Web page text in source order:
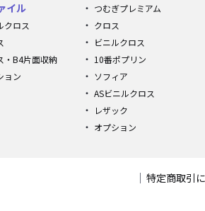
イル
クロス
・B4片面収納
ョン
つむぎプレミアム
クロス
ビニルクロス
10番ポプリン
ソフィア
ASビニルクロス
レザック
オプション
特定商取引